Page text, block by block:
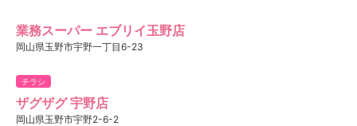
業務スーパー エブリイ玉野店
岡山県玉野市宇野一丁目6-23
チラシ
ザグザグ 宇野店
岡山県玉野市宇野2-6-2